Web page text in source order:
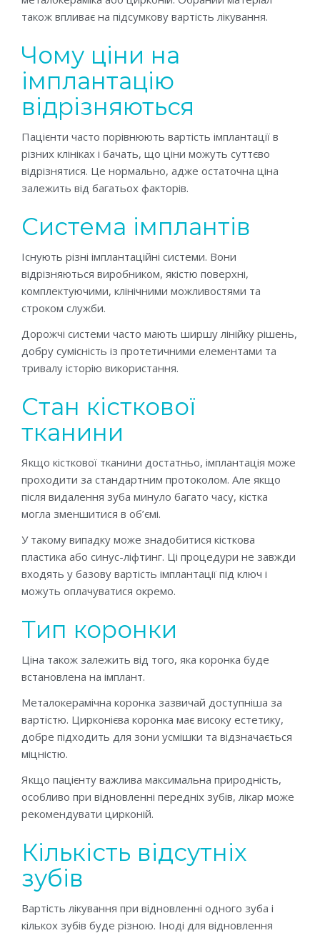
також впливає на підсумкову вартість лікування.
Чому ціни на
імплантацію
відрізняються
Пацієнти часто порівнюють вартість імплантації в
різних клініках і бачать, що ціни можуть суттєво
відрізнятися. Це нормально, адже остаточна ціна
залежить від багатьох факторів.
Система імплантів
Існують різні імплантаційні системи. Вони
відрізняються виробником, якістю поверхні,
комплектуючими, клінічними можливостями та
строком служби.
Дорожчі системи часто мають ширшу лінійку рішень,
добру сумісність із протетичними елементами та
тривалу історію використання.
Стан кісткової
тканини
Якщо кісткової тканини достатньо, імплантація може
проходити за стандартним протоколом. Але якщо
після видалення зуба минуло багато часу, кістка
могла зменшитися в об’ємі.
У такому випадку може знадобитися кісткова
пластика або синус-ліфтинг. Ці процедури не завжди
входять у базову вартість імплантації під ключ і
можуть оплачуватися окремо.
Тип коронки
Ціна також залежить від того, яка коронка буде
встановлена на імплант.
Металокерамічна коронка зазвичай доступніша за
вартістю. Цирконієва коронка має високу естетику,
добре підходить для зони усмішки та відзначається
міцністю.
Якщо пацієнту важлива максимальна природність,
особливо при відновленні передніх зубів, лікар може
рекомендувати цирконій.
Кількість відсутніх
зубів
Вартість лікування при відновленні одного зуба і
кількох зубів буде різною. Іноді для відновлення